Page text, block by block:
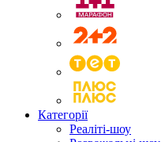
Категорії
Реаліті-шоу